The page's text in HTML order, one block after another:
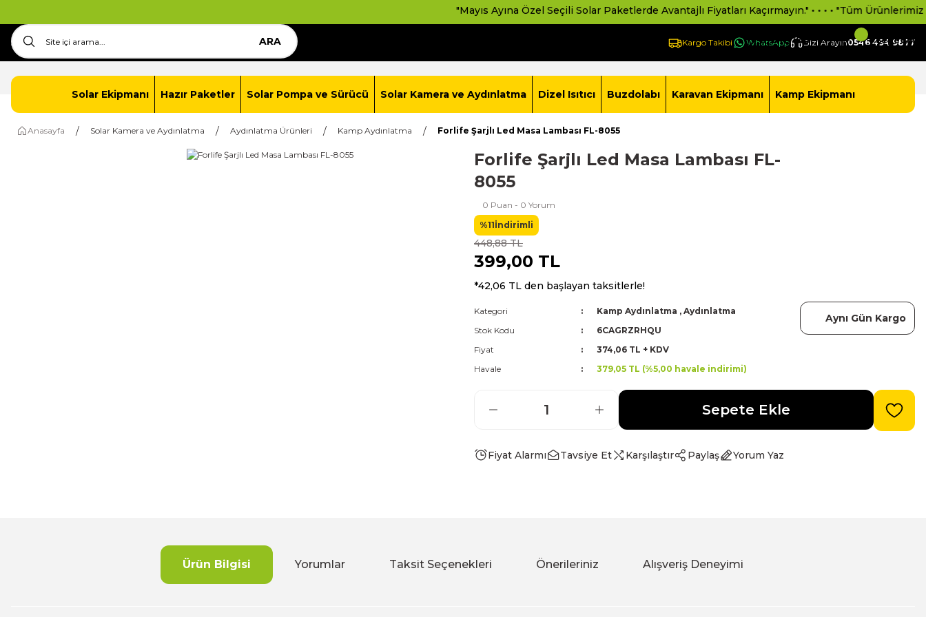
"Mayıs Ayına Özel Seçili Solar Paketlerde Avantajlı Fiyatları Kaçırmayın." • • • • "Tüm Ürünlerimiz 2
Anasayfa İletişim Solar Paket Oluştur Kargo Takibi WhatsApp Bizi Arayın0546 494 9877
ARA Giriş Yap -Yeni Üye Ol Sepetim
Solar Ekipmanı Hazır Paketler Solar Pompa ve Sürücü Solar Kamera ve Aydınlatma Dizel Isıtıcı Buzdolabı Karavan Ekipmanı Kamp Ekipmanı
Anasayfa Solar Kamera ve Aydınlatma Aydınlatma Ürünleri Kamp Aydınlatma Forlife Şarjlı Led Masa Lambası FL-8055
Forlife Şarjlı Led Masa Lambası FL-
8055
0 Puan - 0 Yorum
%11İndirimli
448,88 TL
399,00 TL
*42,06 TL den başlayan taksitlerle!
Kategori Kamp Aydınlatma ,Aydınlatma
Stok Kodu
6CAGRZRHQU
Fiyat
374,06 TL + KDV
Havale
379,05 TL (%5,00 havale indirimi)
Aynı Gün Kargo
Sepete Ekle
Fiyat Alarmı Tavsiye Et Karşılaştır Paylaş Yorum Yaz
Ürün Bilgisi Yorumlar Taksit Seçenekleri Önerileriniz Alışveriş Deneyimi